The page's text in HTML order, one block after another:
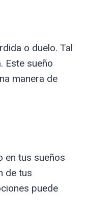
o duelo. Tal
Este sueño
manera de
en tus sueños
de tus
puede